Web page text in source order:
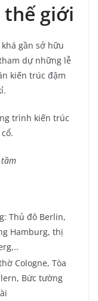
giới
gần sở hữu
dự những lễ
kiến trúc đậm
Thủ đô Berlin,
Hamburg, thị
Cologne, Tòa
Bức tường